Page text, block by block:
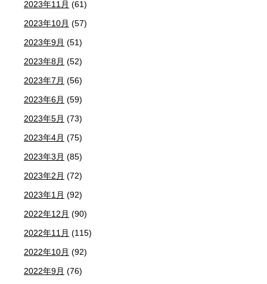
2023年11月 (61)
2023年10月 (57)
2023年9月 (51)
2023年8月 (52)
2023年7月 (56)
2023年6月 (59)
2023年5月 (73)
2023年4月 (75)
2023年3月 (85)
2023年2月 (72)
2023年1月 (92)
2022年12月 (90)
2022年11月 (115)
2022年10月 (92)
2022年9月 (76)